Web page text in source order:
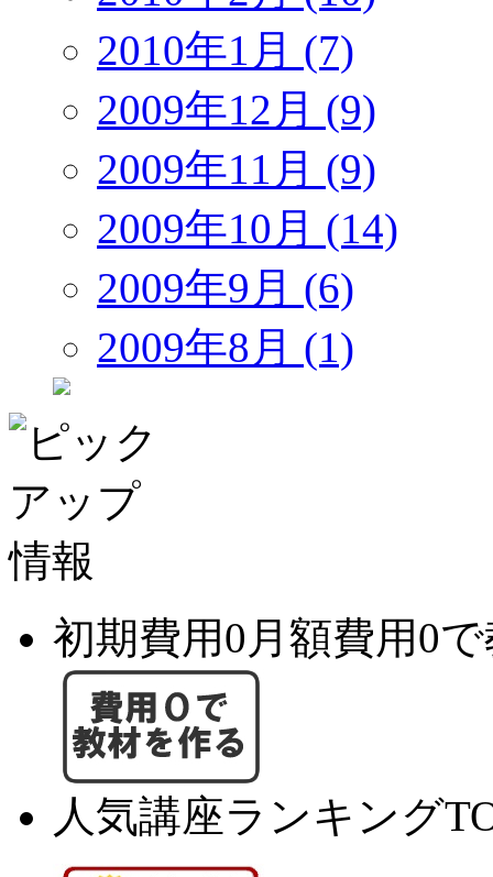
2010年1月 (7)
2009年12月 (9)
2009年11月 (9)
2009年10月 (14)
2009年9月 (6)
2009年8月 (1)
初期費用0月額費用0
人気講座ランキング